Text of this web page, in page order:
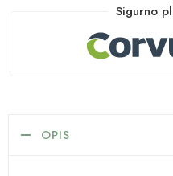
Sigurno
OPIS